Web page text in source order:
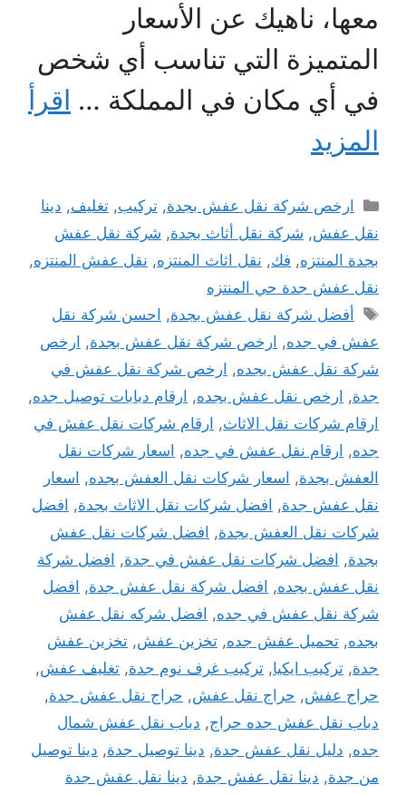
معها، ناهيك عن الأسعار
المتميزة التي تناسب أي شخص
في أي مكان في المملكة … اقرأ
المزيد
التصنيفات
ارخص شركة نقل عفش بجدة,تركيب,تغليف, دينا
نقل عفش, شركة نقل أثاث بجدة, شركة نقل عفش
بجدة المنتزه, فك, نقل اثاث المنتزه, نقل عفش المنتزه,
نقل عفش جدة حي المنتزه
الوسوم
أفضل شركة نقل عفش بجدة, احسن شركة نقل
عفش في جده, ارخص شركة نقل عفش بجدة, ارخص
شركة نقل عفش بجده, ارخص شركة نقل عفش في
جدة, ارخص نقل عفش بجده, ارقام دبابات توصيل جده,
ارقام شركات نقل الاثاث, ارقام شركات نقل عفش في
جده, ارقام نقل عفش في جده, اسعار شركات نقل
العفش بجدة, اسعار شركات نقل العفش بجده, اسعار
نقل عفش جدة, افضل شركات نقل الاثاث بجدة, افضل
شركات نقل العفش بجدة, افضل شركات نقل عفش
بجدة, افضل شركات نقل عفش في جدة, افضل شركة
نقل عفش بجده, افضل شركة نقل عفش جدة, افضل
شركة نقل عفش في جده, افضل شركه نقل عفش
بجده, تحميل عفش جده, تخزين عفش, تخزين عفش
جدة, تركيب ايكيا, تركيب غرف نوم جدة, تغليف عفش,
حراج عفش, حراج نقل عفش, حراج نقل عفش جدة,
دباب نقل عفش جده حراج, دباب نقل عفش شمال
جده, دليل نقل عفش جدة, دينا توصيل جدة, دينا توصيل
من جدة, دينا نقل عفش جدة, دينا نقل عفش جدة